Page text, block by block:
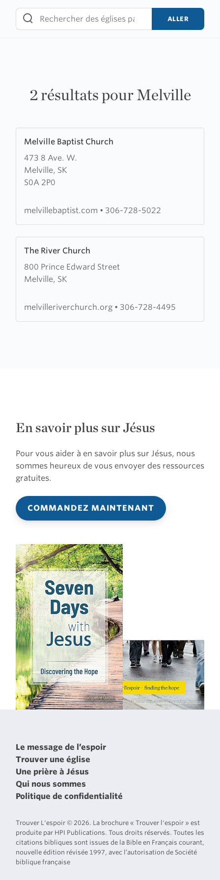
content
ALLER
2 résultats pour Melville
Melville Baptist Church
473 8 Ave. W.
Melville, SK
S0A 2P0
more
about
Melville
Baptist
melvillebaptist.com • 306-728-5022
The River Church
800 Prince Edward Street
Melville, SK
more
about
The
Church
melvilleriverchurch.org • 306-728-4495
En savoir plus sur Jésus
Pour vous aider à en savoir plus sur Jésus, nous
sommes heureux de vous envoyer des ressources
gratuites.
COMMANDEZ MAINTENANT
Le message de l’espoir
Trouver une église
Une prière à Jésus
Qui nous sommes
Politique de confidentialité
Trouver L'espoir © 2026. La brochure « Trouver l'espoir » est
produite par HPI Publications. Tous droits réservés. Toutes les
citations bibliques sont issues de la Bible en Français courant,
nouvelle édition révisée 1997, avec l’autorisation de Société
biblique française